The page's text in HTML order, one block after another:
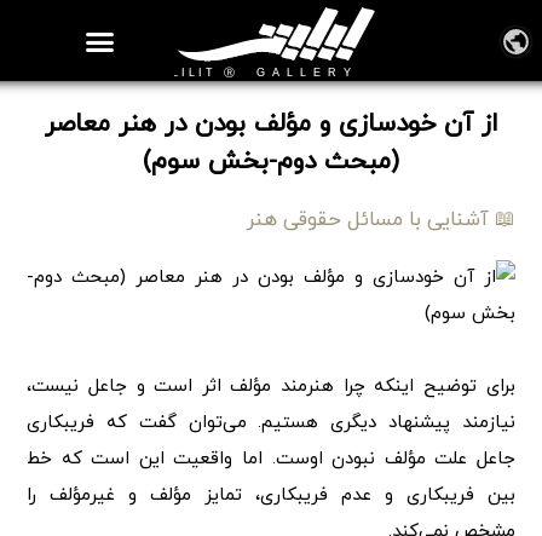
از آن خودسازی و مؤلف بودن در هنر معاصر
(مبحث دوم-بخش سوم)
📖 آشنایی با مسائل حقوقی هنر
برای توضیح اینکه چرا هنرمند مؤلف اثر است و جاعل نیست،
نیازمند پیشنهاد دیگری هستیم. می‌توان گفت که فریبکاری
جاعل علت مؤلف نبودن اوست. اما واقعیت این است که خط
بین فریبکاری و عدم فریبکاری، تمایز مؤلف و غیرمؤلف را